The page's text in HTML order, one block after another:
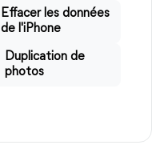
Effacer les données
de l'iPhone
Duplication de
photos